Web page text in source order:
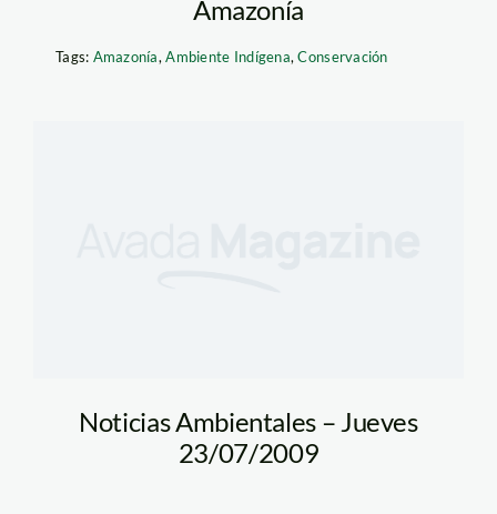
Amazonía
Tags: Amazonía,Ambiente Indígena,Conservación
Noticias Ambientales – Jueves
23/07/2009